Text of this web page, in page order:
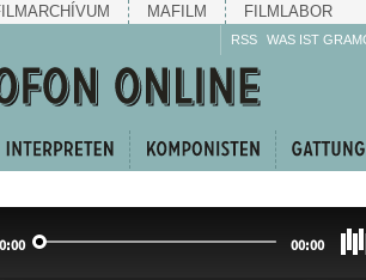
MAFILM FILMLABOR
RSS WAS IST
00:00